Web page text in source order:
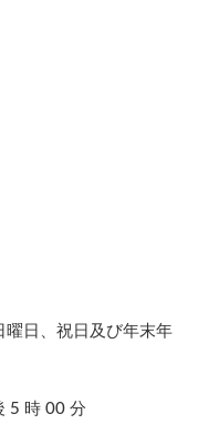
曜日、祝日及び年末年
5 時 00 分